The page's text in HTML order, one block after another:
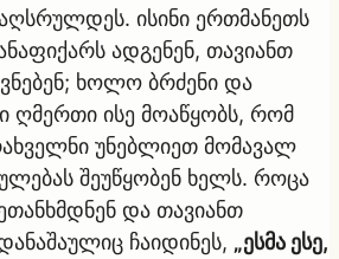
ისინი ერთმანეთს
ადგენენ, თავიანთ
ხოლო ბრძენი და
ღმერთი ისე მოაწყობს, რომ
უნებლიეთ მომავალ
შეუწყობენ ხელს. როცა
და თავიანთ
ჩაიდინეს, „ესმა ესე,